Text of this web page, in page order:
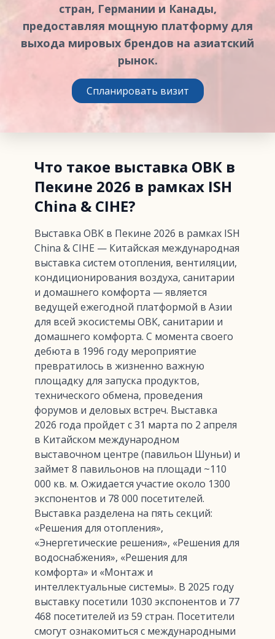
стран, Германии и Канады,
предоставляя мощную платформу для
выхода мировых брендов на азиатский
рынок.
Спланировать визит
Что такое выставка ОВК в
Пекине 2026 в рамках ISH
China & CIHE?
Выставка ОВК в Пекине 2026 в рамках ISH
China & CIHE — Китайская международная
выставка систем отопления, вентиляции,
кондиционирования воздуха, санитарии
и домашнего комфорта — является
ведущей ежегодной платформой в Азии
для всей экосистемы ОВК, санитарии и
домашнего комфорта. С момента своего
дебюта в 1996 году мероприятие
превратилось в жизненно важную
площадку для запуска продуктов,
технического обмена, проведения
форумов и деловых встреч. Выставка
2026 года пройдет с 31 марта по 2 апреля
в Китайском международном
выставочном центре (павильон Шуньи) и
займет 8 павильонов на площади ~110
000 кв. м. Ожидается участие около 1300
экспонентов и 78 000 посетителей.
Выставка разделена на пять секций:
«Решения для отопления»,
«Энергетические решения», «Решения для
водоснабжения», «Решения для
комфорта» и «Монтаж и
интеллектуальные системы». В 2025 году
выставку посетили 1030 экспонентов и 77
468 посетителей из 59 стран. Посетители
смогут ознакомиться с международными